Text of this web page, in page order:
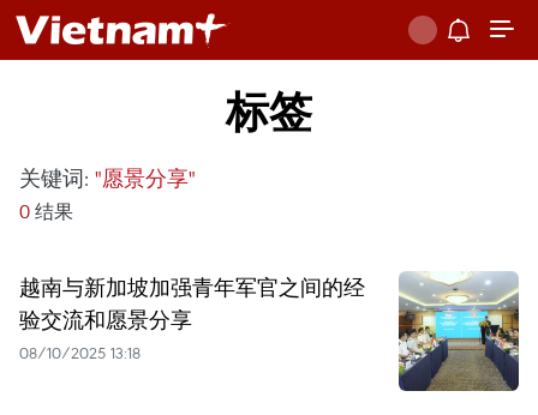
标签
关键词: "愿景分享"
0 结果
越南与新加坡加强青年军官之间的经
验交流和愿景分享
08/10/2025 13:18